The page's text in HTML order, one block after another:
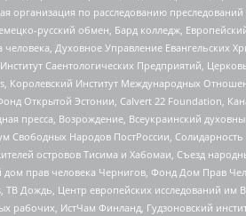
по расследованию
русский обмен, Бард колледж,
Духовное Управление Евангельских
Саентологических Предприятий,
Королевский Институт Международных
Открытой Эстонии, Calvert 22 Foundation,
пресса, Возрождение, Всеукраинский
Народов ПостРоссии, Солидарность
островов Тисима и Хабомаи, Съезд
прав человека Чернигов, Фонд Дом Прав
Дождь, Центр европейских исследований
ИстЧам Финланд, Гудзоновский